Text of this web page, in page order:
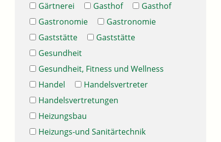
Gärtnerei
Gasthof
Gasthof
Gastronomie
Gastronomie
Gaststätte
Gaststätte
Gesundheit
Gesundheit, Fitness und Wellness
Handel
Handelsvertreter
Handelsvertretungen
Heizungsbau
Heizungs-und Sanitärtechnik